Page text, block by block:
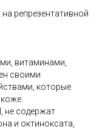
репрезентативной
витаминами,
своими
которые
содержат
и октиноксата,